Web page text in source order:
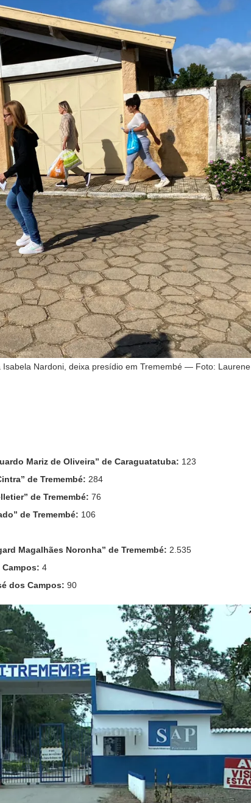
Nardoni, deixa presídio em Tremembé — Foto: Laurene
Mariz de Oliveira” de Caraguatatuba: 123
de Tremembé: 284
de Tremembé: 76
de Tremembé: 106
Magalhães Noronha” de Tremembé: 2.535
4
dos Campos: 90